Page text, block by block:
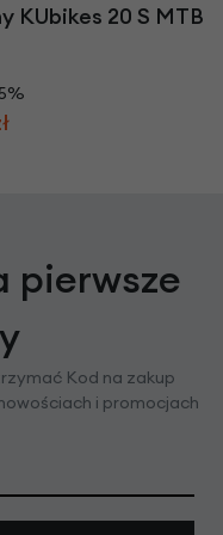
KUbikes 20 S MTB
pierwsze
Kod na zakup
i promocjach